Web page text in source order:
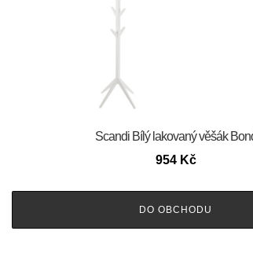
Scandi Bílý lakovaný věšák
954 Kč
DO OBCHODU